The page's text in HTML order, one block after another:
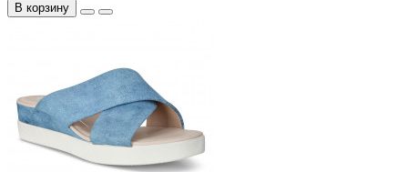
В корзину